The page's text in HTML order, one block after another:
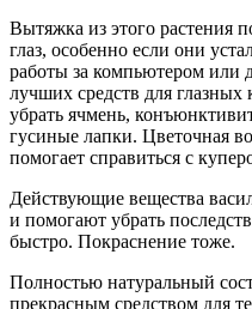
Вытяжка из этого растения
глаз, особенно если они
работы за компьютером или
лучших средств для
убрать ячмень,
гусиные лапки. Цветочная
помогает справиться с
Действующие вещества
и помогают убрать
быстро. Покраснение тоже.
Полностью натуральный
прекрасным средством для